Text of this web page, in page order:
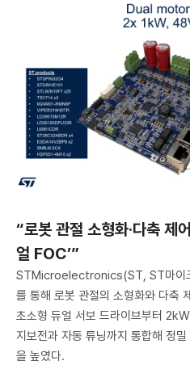
“로봇 관절 소형화·다축 제
얼 FOC’”
STMicroelectronics(ST, ST마이
를 통해 로봇 관절의 소형화와 다축
초소형 듀얼 서보 드라이브부터
지보전과 자동 튜닝까지 통합해 정밀
을 높였다.